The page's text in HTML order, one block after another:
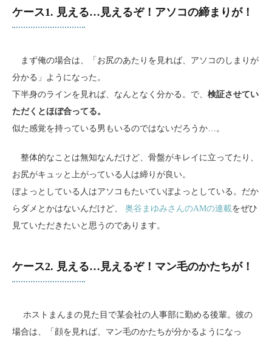
ケース1. 見える…見えるぞ！アソコの締まりが！
まず俺の場合は、「お尻のあたりを見れば、アソコのしまりが
分かる」ようになった。
下半身のラインを見れば、なんとなく分かる。で、 検証させてい
ただくとほぼ合ってる。
似た感覚を持っている男もいるのではないだろうか…。
整体的なことは無知なんだけど、骨盤がキレイに立ってたり、
お尻がキュッと上がっている人は締りが良い。
ぼよっとしている人はアソコもたいていぼよっとしている。だか
らダメとかはないんだけど、 奥谷まゆみさんのAMの連載をぜひ
見ていただきたいと思うのであります。
ケース2. 見える…見えるぞ！マン毛のかたちが！
ホストまんまの見た目で某会社の人事部に勤める後輩。彼の
場合は、「顔を見れば、マン毛のかたちが分かるようになっ